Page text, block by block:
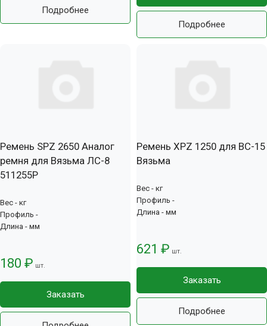
Подробнее
Подробнее
Ремень SPZ 2650 Аналог
ремня для Вязьма ЛС-8
511255Р
Вес - кг
Профиль -
Длина - мм
180 ₽ шт.
Заказать
Ремень XPZ 1250 для ВС-15
Вязьма
Вес - кг
Профиль -
Длина - мм
621 ₽ шт.
Заказать
Подробнее